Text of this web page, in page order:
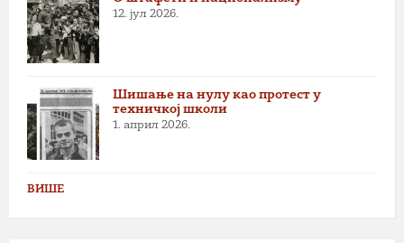
12. јул 2026.
Шишање на нулу као протест у
техничкој школи
1. април 2026.
ВИШЕ